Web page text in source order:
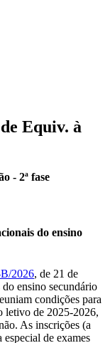
Equiv. à
- 2ª fase
do ensino
2026, de 21 de
ensino secundário
condições para
letivo de 2025-2026,
As inscrições (a
de exames